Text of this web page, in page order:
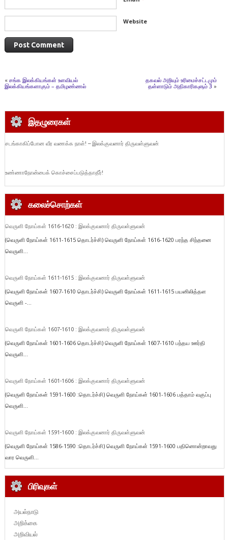
Website
« சங்க இலக்கியங்கள் உளவியல்
இலக்கியங்களாகும் – தமிழண்ணல்
தகவல் அறியும் உரிமைச்சட்டமும்
தள்ளாடும் அதிகாரிகளும் 3 »
இதழுரைகள்
சடங்காகிப்போன வீர வணக்க நாள்! – இலக்குவனார் திருவள்ளுவன்
உண்ணாநோன்பைக் கொச்சைப்படுத்தாதீர்!
கலைச்சொற்கள்
வெருளி நோய்கள் 1616-1620 : இலக்குவனார் திருவள்ளுவன்
(வெருளி நோய்கள் 1611-1615 தொடர்ச்சி) வெருளி நோய்கள் 1616-1620 பரந்த சிந்தனை
வெருளி...
வெருளி நோய்கள் 1611-1615 : இலக்குவனார் திருவள்ளுவன்
(வெருளி நோய்கள் 1607-1610 தொடர்ச்சி) வெருளி நோய்கள் 1611-1615 பயனிலித்தள
வெருளி -...
வெருளி நோய்கள் 1607-1610 : இலக்குவனார் திருவள்ளுவன்
(வெருளி நோய்கள் 1601-1606 தொடர்ச்சி) வெருளி நோய்கள் 1607-1610 பந்தய ஊர்தி
வெருளி...
வெருளி நோய்கள் 1601-1606 : இலக்குவனார் திருவள்ளுவன்
(வெருளி நோய்கள் 1591-1600 :தொடர்ச்சி) வெருளி நோய்கள் 1601-1606 பத்தாம் வகுப்பு
வெருளி...
வெருளி நோய்கள் 1591-1600 : இலக்குவனார் திருவள்ளுவன்
(வெருளி நோய்கள் 1586-1590 :தொடர்ச்சி) வெருளி நோய்கள் 1591-1600 பதினொன்றாவது
வார வெருளி...
பிரிவுகள்
அயல்நாடு
அறிக்கை
அறிவியல்